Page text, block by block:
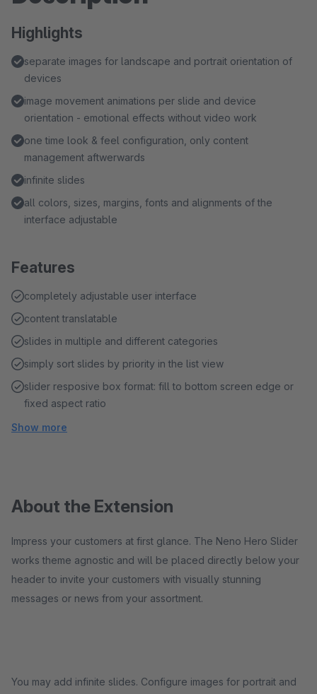
Highlights
separate images for landscape and portrait orientation of
devices
image movement animations per slide and device
orientation - emotional effects without video work
one time look & feel configuration, only content
management aftwerwards
infinite slides
all colors, sizes, margins, fonts and alignments of the
interface adjustable
Features
completely adjustable user interface
content translatable
slides in multiple and different categories
simply sort slides by priority in the list view
slider resposive box format: fill to bottom screen edge or
fixed aspect ratio
Show more
About the Extension
Impress your customers at first glance. The Neno Hero Slider
works theme agnostic and will be placed directly below your
header to invite your customers with visually stunning
messages or news from your assortment.
You may add infinite slides. Configure images for portrait and